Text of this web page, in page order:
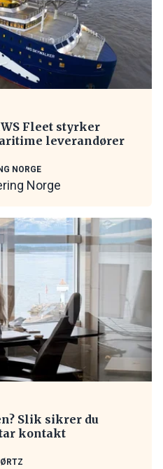
Fleet styrker
leverandører
NORGE
Norge
Slik sikrer du
kontakt